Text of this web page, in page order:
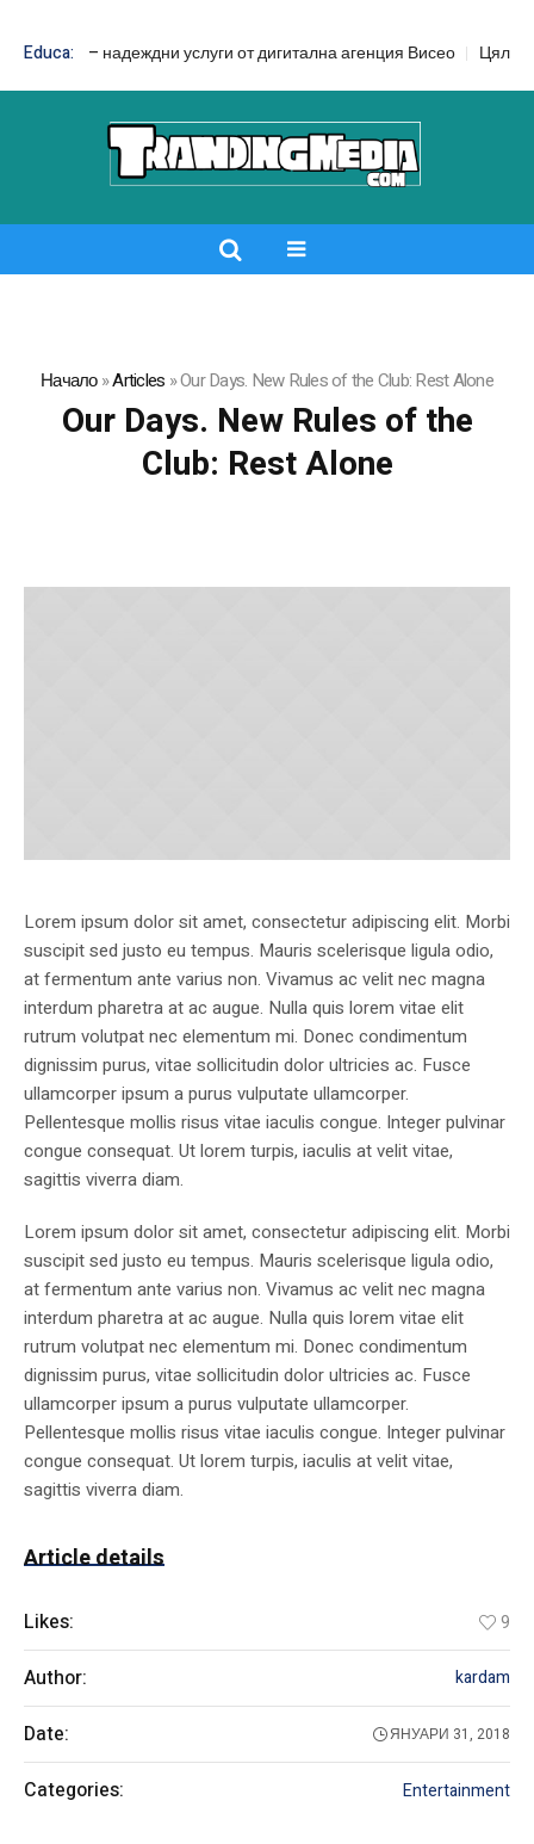
Educa:
– надеждни услуги от дигитална агенция Висео Цял бански
Начало»Articles »Our Days. New Rules of the Club: Rest Alone
Our Days. New Rules of the
Club: Rest Alone
Lorem ipsum dolor sit amet, consectetur adipiscing elit. Morbi
suscipit sed justo eu tempus. Mauris scelerisque ligula odio,
at fermentum ante varius non. Vivamus ac velit nec magna
interdum pharetra at ac augue. Nulla quis lorem vitae elit
rutrum volutpat nec elementum mi. Donec condimentum
dignissim purus, vitae sollicitudin dolor ultricies ac. Fusce
ullamcorper ipsum a purus vulputate ullamcorper.
Pellentesque mollis risus vitae iaculis congue. Integer pulvinar
congue consequat. Ut lorem turpis, iaculis at velit vitae,
sagittis viverra diam.
Lorem ipsum dolor sit amet, consectetur adipiscing elit. Morbi
suscipit sed justo eu tempus. Mauris scelerisque ligula odio,
at fermentum ante varius non. Vivamus ac velit nec magna
interdum pharetra at ac augue. Nulla quis lorem vitae elit
rutrum volutpat nec elementum mi. Donec condimentum
dignissim purus, vitae sollicitudin dolor ultricies ac. Fusce
ullamcorper ipsum a purus vulputate ullamcorper.
Pellentesque mollis risus vitae iaculis congue. Integer pulvinar
congue consequat. Ut lorem turpis, iaculis at velit vitae,
sagittis viverra diam.
Article details
Likes: 9
Author: kardam
Date: ЯНУАРИ 31, 2018
Categories: Entertainment